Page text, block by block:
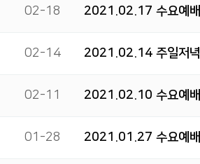
02-18 2021.02.17 수요예배
02-14 2021.02.14 주일저녁
02-11 2021.02.10 수요예배
01-28 2021.01.27 수요예배